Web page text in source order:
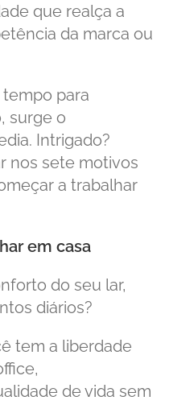
que realça a
da marca ou
para
surge o
Intrigado?
nos sete motivos
a trabalhar
em casa
do seu lar,
diários?
tem a liberdade
de vida sem